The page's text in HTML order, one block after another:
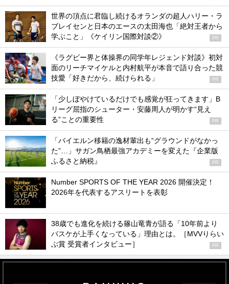
世界の頂点に君臨し続けるオランダの超人ハリー・ラ
ブレイセンと日本のエースの太田海也「絶対王者から
学ぶこと」《ケイリン国際対談②》
PR
《ラグビー界と体操界の同学年レジェンド対談》初対
面のリーチマイケルと内村航平が本音で語り合った競
技愛「好きだから、続けられる」
PR
「少しぼやけているだけでも感覚が狂ってきます」B
リーグ屈指のシューター・安藤周人が明かす“見え
る”ことの重要性
PR
「バイエルン移籍の逸材輩出も“グラウンドがなかっ
た”…」サガン鳥栖最強アカデミーを変えた『企業版
ふるさと納税』
PR
Number SPORTS OF THE YEAR 2026 開催決定！
2026年を代表するアスリートを表彰
38歳でも進化を続ける篠山竜青が語る「10年前より
バスケが上手くなっている」理由とは。［MVVりらい
ぶ賞 受賞者インタビュー］
PR